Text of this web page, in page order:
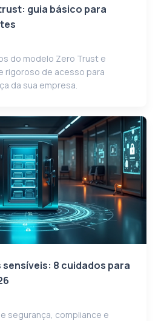
guia básico para
do modelo Zero Trust e
rigoroso de acesso para
da sua empresa.
8 cuidados para
segurança, compliance e